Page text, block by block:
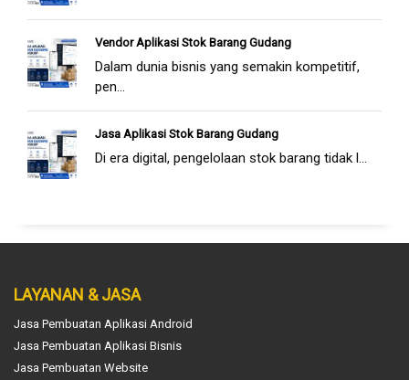
Vendor Aplikasi Stok Barang Gudang
Dalam dunia bisnis yang semakin kompetitif,
pen...
Jasa Aplikasi Stok Barang Gudang
Di era digital, pengelolaan stok barang tidak l...
LAYANAN & JASA
Jasa Pembuatan Aplikasi Android
Jasa Pembuatan Aplikasi Bisnis
Jasa Pembuatan Website